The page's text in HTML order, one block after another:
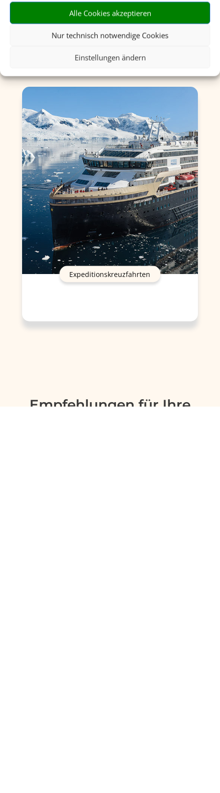
Alle Cookies akzeptieren
Nur technisch notwendige Cookies
Einstellungen ändern
Expeditionskreuzfahrten
Empfehlungen für Ihre